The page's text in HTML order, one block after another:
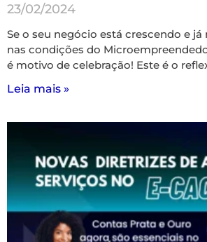
23/02/2024
Se o seu negócio está crescendo e já
nas condições do
é motivo de celebração! Este é o
Leia mais »